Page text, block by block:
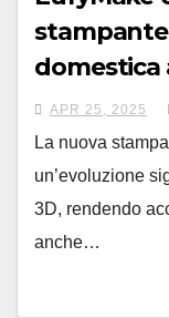
stampante
domestica
APR 25, 2025
La nuova
un’evoluzione
3D, rendendo
anche…